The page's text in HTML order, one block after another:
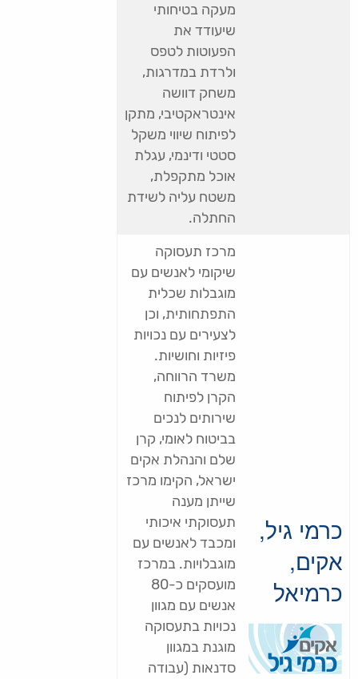
מעקה בטיחותי
שיעודד את
הפעוטות לטפס
ולרדת במדרגות,
משחק דוושה
אינטראקטיבי, מתקן
לפיתוח שיווי משקל
סטטי ודינמי, עגלת
אוכל מתקפלת,
משטח עליה לשידת
החתלה.
כרמי גיל,
אקים,
כרמיאל
מרכז תעסוקה
שיקומי לאנשים עם
מוגבלות שכלית
התפתחותית, וכן
לצעירים עם נכויות
פיזיות וחושיות.
משרד הרווחה,
הקרן לפיתוח
שירותים לנכים
בביטוח לאומי, קרן
שלם והנהלת אקים
ישראל, הקימו מרכז
שייתן מענה
תעסוקתי איכותי
ומכבד לאנשים עם
מוגבלויות. במרכז
מועסקים כ-80
אנשים עם מגוון
נכויות בתעסוקה
מוגנת במגוון
סדנאות (עבודה